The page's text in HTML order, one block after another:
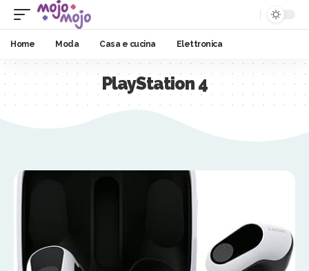
Home Moda Casa e cucina Elettronica
PlayStation 4